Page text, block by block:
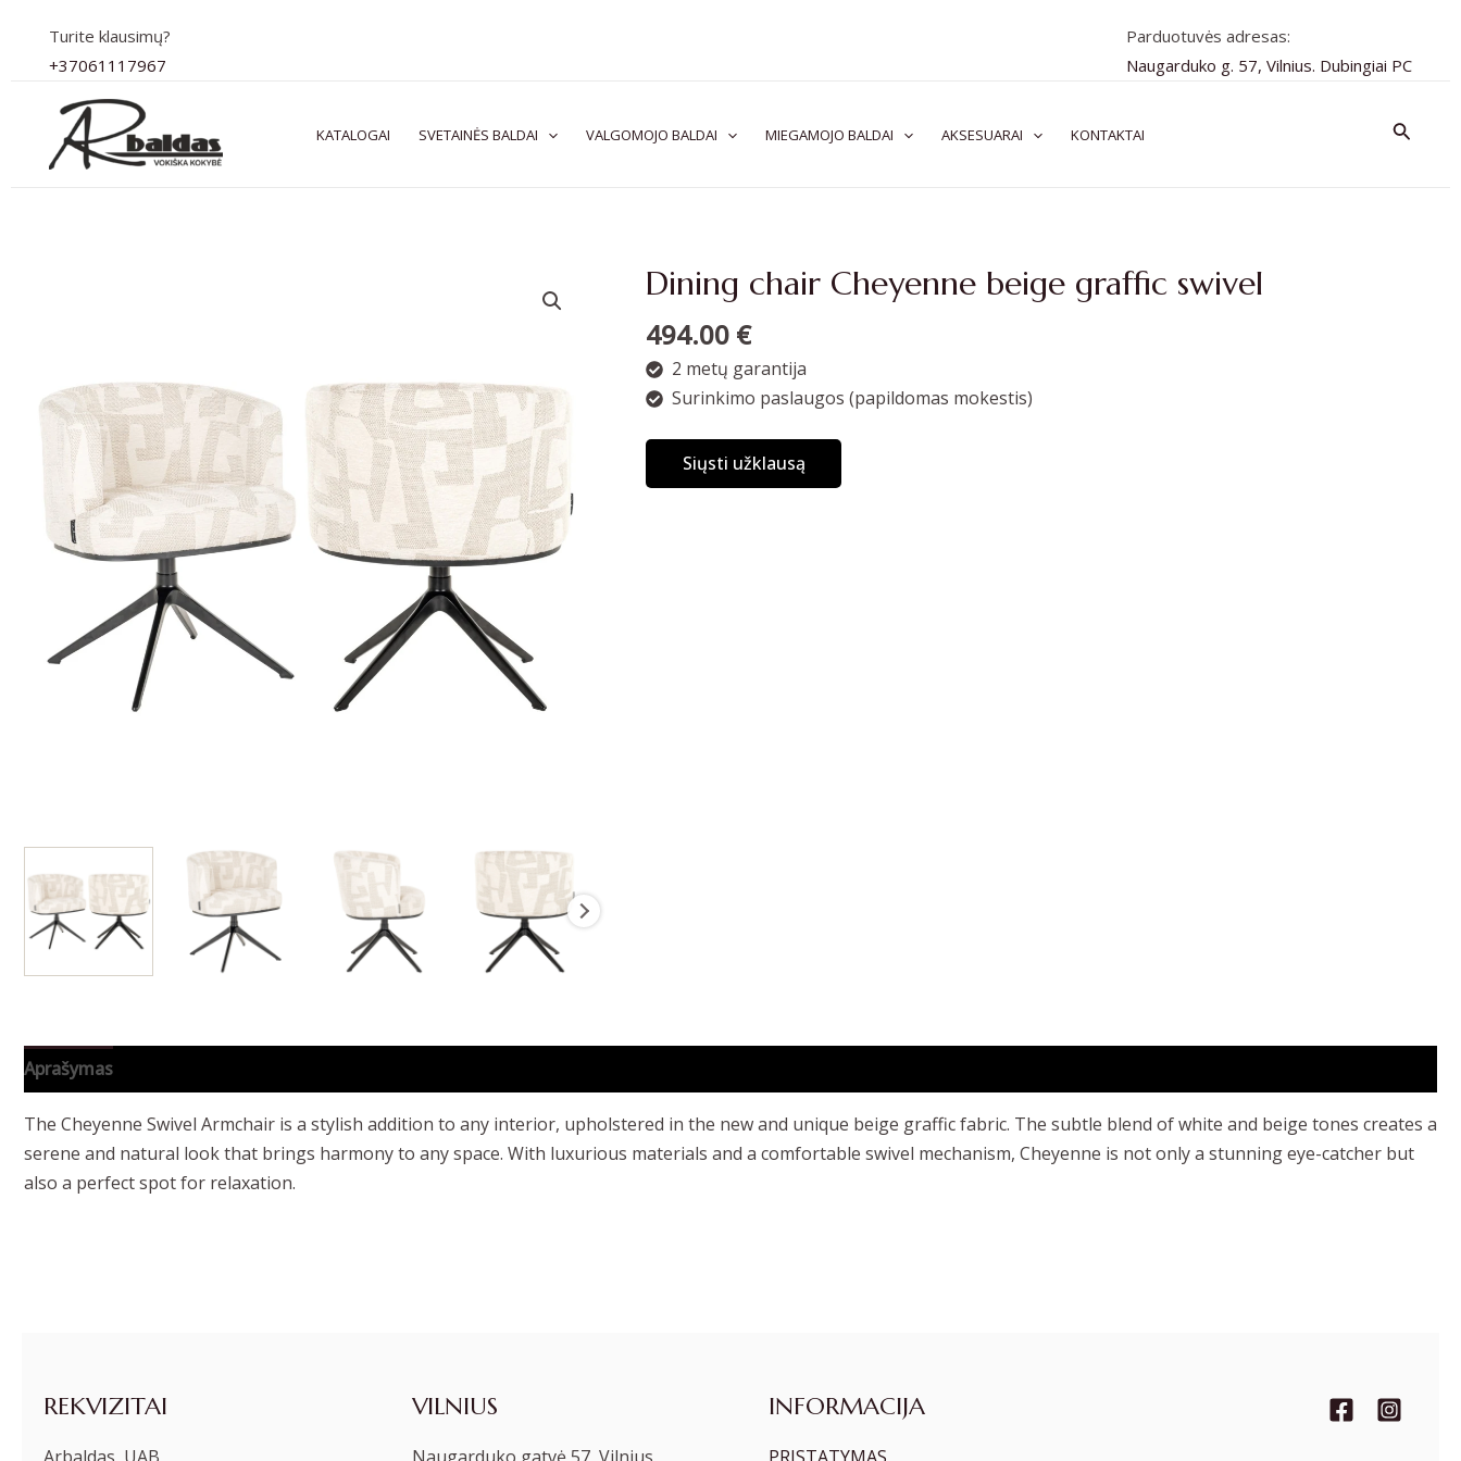
turinio
Turite klausimų?
+37061117967
Parduotuvės adresas:
Naugarduko g. 57, Vilnius. Dubingiai PC
KATALOGAI SVETAINĖS BALDAI VALGOMOJO BALDAI MIEGAMOJO BALDAI AKSESUARAI KONTAKTAI Paieška
Dining chair Cheyenne beige graffic swivel
494.00 €
2 metų garantija
Surinkimo paslaugos (papildomas mokestis)
Siųsti užklausą
Aprašymas
The Cheyenne Swivel Armchair is a stylish addition to any interior, upholstered in the new and unique beige graffic fabric. The subtle blend of white and beige tones creates a
serene and natural look that brings harmony to any space. With luxurious materials and a comfortable swivel mechanism, Cheyenne is not only a stunning eye-catcher but
also a perfect spot for relaxation.
REKVIZITAI VILNIUS INFORMACIJA